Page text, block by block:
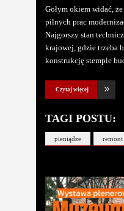
Gołym okiem widać,
pilnych prac
Najgorszy stan
krajowej, gdzie trzeba
konstrukcję stemple
Czytaj więcej
TAGI POSTU:
pieniądze remont